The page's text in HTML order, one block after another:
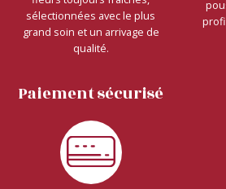
sélectionnées avec le plus
grand soin et un arrivage de
qualité.
Paiement sécurisé